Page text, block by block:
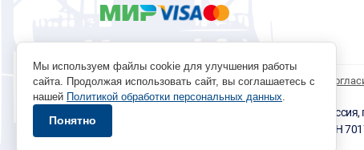
Политика обработки персональных данных
© 1996 - 2026 инструмент парк «Мастер Плюс»
okp@masterplus.tomsk.ru ИП Брусницын Д.Н. ИНН
Мы используем файлы cookie для улучшения работы
сайта. Продолжая использовать сайт, вы соглашаетесь с
нашей Политикой обработки персональных данных.
Понятно